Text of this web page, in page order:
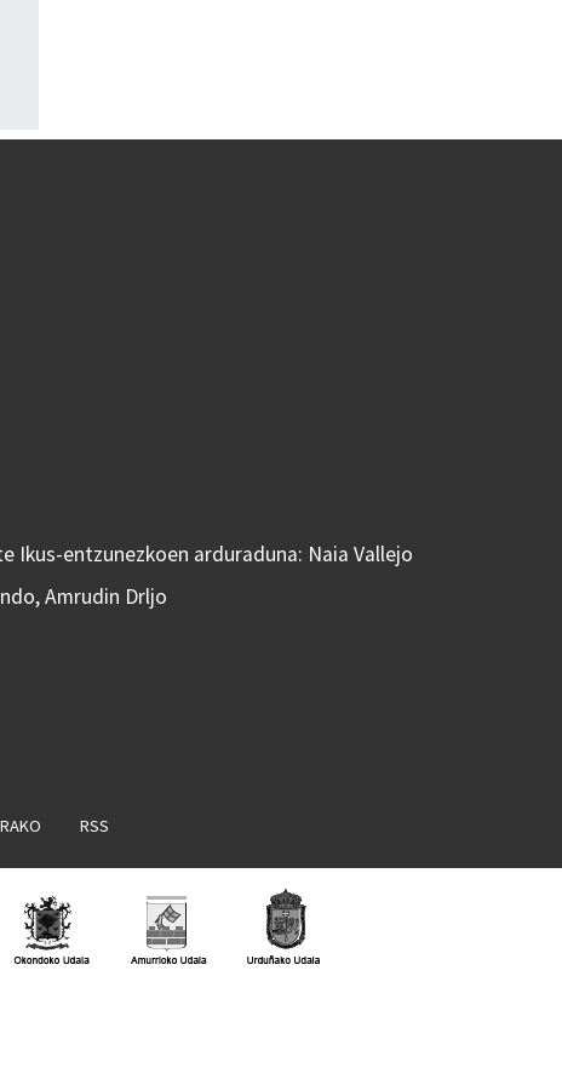
Ikus-entzunezkoen arduraduna: Naia Vallejo
Amrudin Drljo
RSS